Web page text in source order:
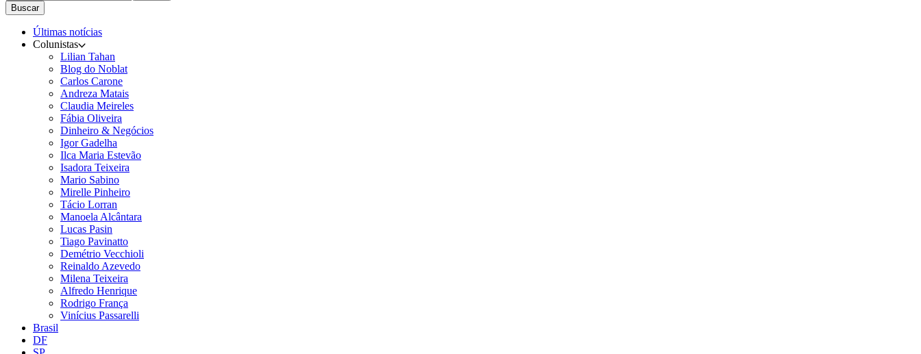
Buscar
Últimas notícias
Colunistas
Lilian Tahan
Blog do Noblat
Carlos Carone
Andreza Matais
Claudia Meireles
Fábia Oliveira
Dinheiro & Negócios
Igor Gadelha
Ilca Maria Estevão
Isadora Teixeira
Mario Sabino
Mirelle Pinheiro
Tácio Lorran
Manoela Alcântara
Lucas Pasin
Tiago Pavinatto
Demétrio Vecchioli
Reinaldo Azevedo
Milena Teixeira
Alfredo Henrique
Rodrigo França
Vinícius Passarelli
Brasil
DF